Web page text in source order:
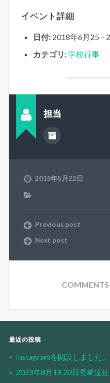
イベント詳細
日付: 2018年6月25 –
カテゴリ:学校行事
担当
2018年5月22日
Previous post
Next post
COMMENTS
最近の投稿
Instagramを開設しました。
2023年8月19.20日長崎遠征